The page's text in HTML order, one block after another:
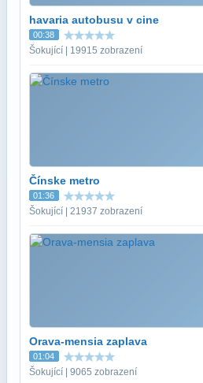
havaria autobusu v cine
00:38
Šokující | 19915 zobrazení
Čínske metro
01:36
Šokující | 21937 zobrazení
Orava-mensia zaplava
01:04
Šokující | 9065 zobrazení